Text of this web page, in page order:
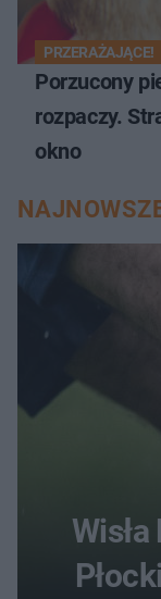
PRZERAŻAJĄCE!
Porzucony
rozpaczy.
okno